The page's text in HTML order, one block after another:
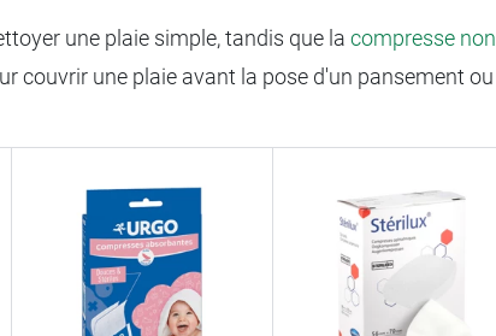
une plaie simple, tandis que la compresse
couvrir une plaie avant la pose d'un pansement